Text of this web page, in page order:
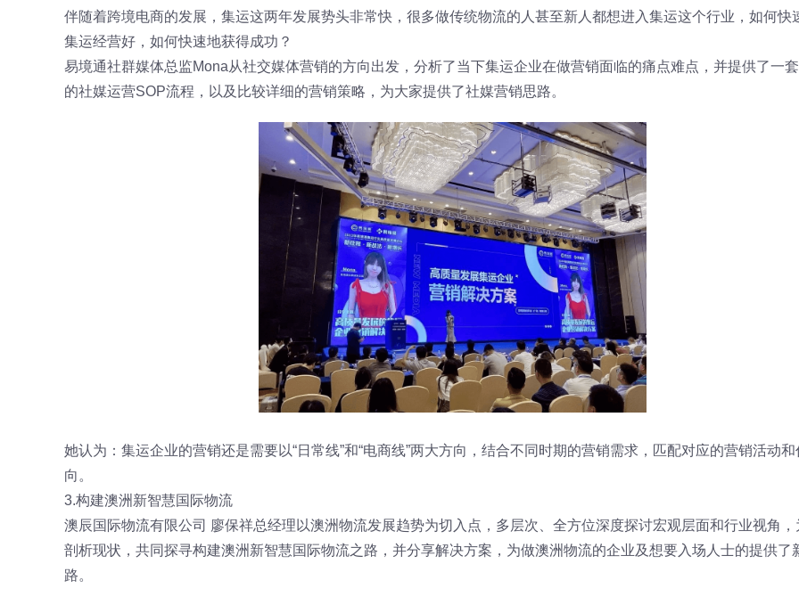
伴随着跨境电商的发展，集运这两年发展势头非常快，很多做传统物流的人甚至新人都想进入集运这个行业，如何快
集运经营好，如何快速地获得成功？
易境通社群媒体总监Mona从社交媒体营销的方向出发，分析了当下集运企业在做营销面临的痛点难点，并提供了一
的社媒运营SOP流程，以及比较详细的营销策略，为大家提供了社媒营销思路。
她认为：集运企业的营销还是需要以“日常线”和“电商线”两大方向，结合不同时期的营销需求，匹配对应的营销活动
向。
3.构建澳洲新智慧国际物流
澳辰国际物流有限公司 廖保祥总经理以澳洲物流发展趋势为切入点，多层次、全方位深度探讨宏观层面和行业视角，
剖析现状，共同探寻构建澳洲新智慧国际物流之路，并分享解决方案，为做澳洲物流的企业及想要入场人士的提供了
路。